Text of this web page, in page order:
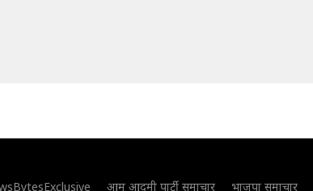
आम आदमी पार्टी समाचार भाजपा समाचार